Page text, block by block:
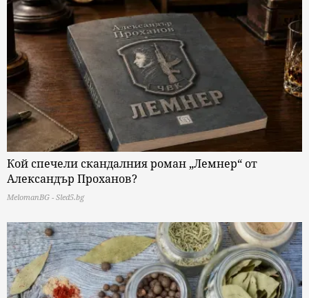
Кой спечели скандалния роман „Лемнер“ от
Александър Проханов?
MelomanBG - Sled5.bg